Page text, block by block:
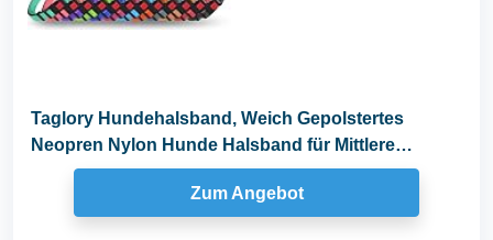
Taglory Hundehalsband, Weich Gepolstertes
Neopren Nylon Hunde Halsband für Mittlere
Hunde...
Zum Angebot